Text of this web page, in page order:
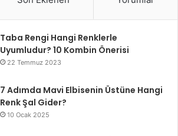
Taba Rengi Hangi Renklerle
Uyumludur? 10 Kombin Önerisi
22 Temmuz 2023
7 Adımda Mavi Elbisenin Üstüne Hangi
Renk Şal Gider?
10 Ocak 2025